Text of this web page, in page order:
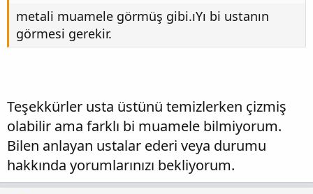
metali muamele görmüş gibi.ıYı bi ustanın
görmesi gerekir.
Teşekkürler usta üstünü temizlerken çizmiş
olabilir ama farklı bi muamele bilmiyorum.
Bilen anlayan ustalar ederi veya durumu
hakkında yorumlarınızı bekliyorum.